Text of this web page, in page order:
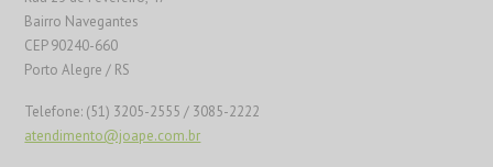
Bairro Navegantes
CEP 90240-660
Porto Alegre / RS
Telefone: (51) 3205-2555 / 3085-2222
atendimento@joape.com.br